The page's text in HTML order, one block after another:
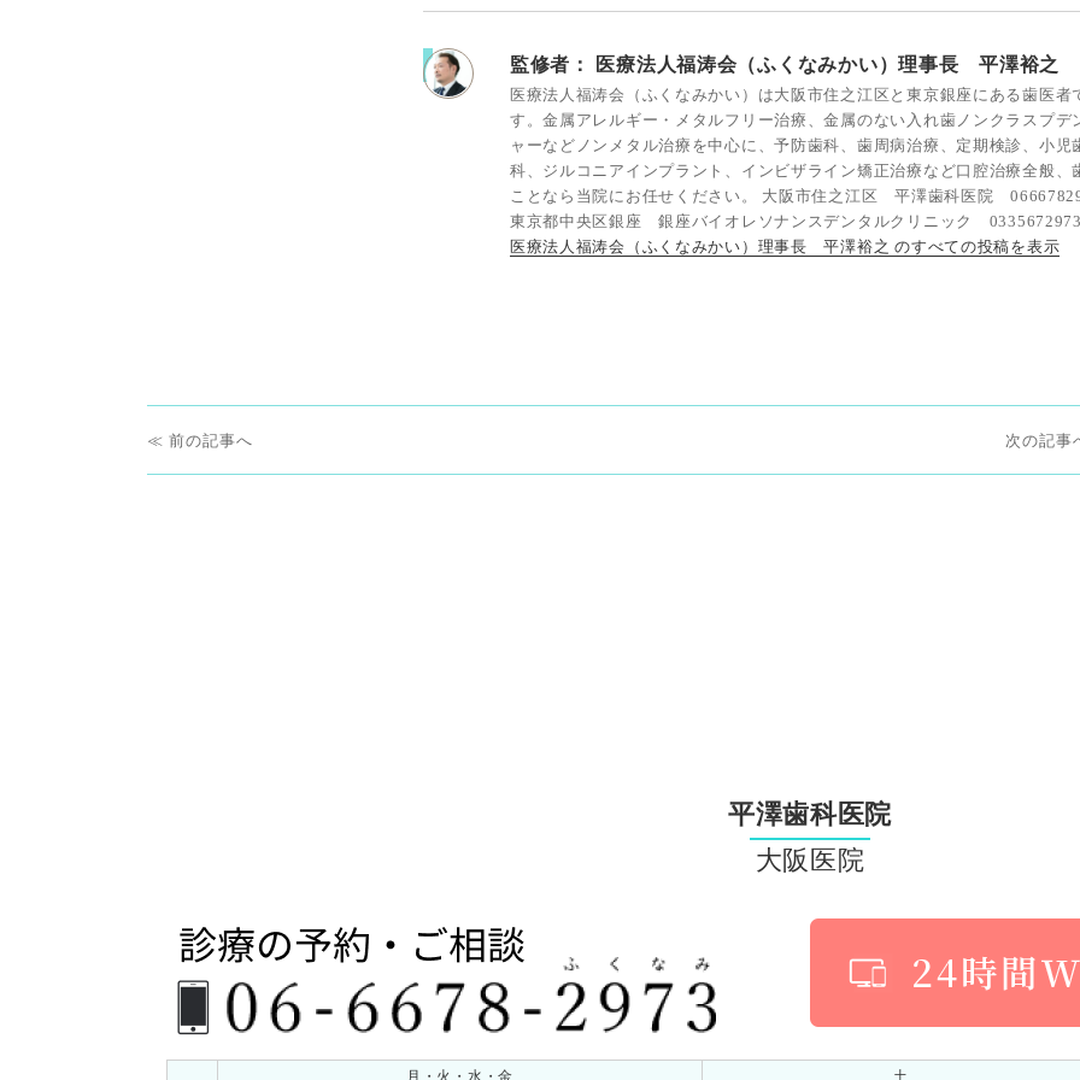
監修者： 医療法人福涛会（ふくなみかい）理事長 平澤裕之
医療法人福涛会（ふくなみかい）は大阪市住之江区と東京銀座にある歯医者
す。金属アレルギー・メタルフリー治療、金属のない入れ歯ノンクラスプデ
ャーなどノンメタル治療を中心に、予防歯科、歯周病治療、定期検診、小児
科、ジルコニアインプラント、インビザライン矯正治療など口腔治療全般、
ことなら当院にお任せください。 大阪市住之江区 平澤歯科医院
東京都中央区銀座 銀座バイオレソナンスデンタルクリニック 0335672973
医療法人福涛会（ふくなみかい）理事長 平澤裕之 のすべての投稿を表示
投前
前
次
次
平澤歯科医院
大阪医院